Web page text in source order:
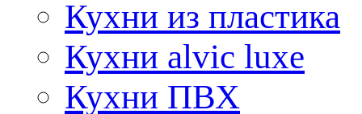
Кухни из пластика
Кухни alvic luxe
Кухни ПВХ